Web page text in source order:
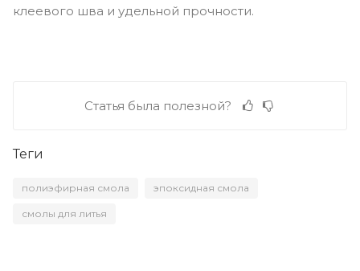
клеевого шва и удельной прочности.
Статья была полезной?
Теги
полиэфирная смола эпоксидная смола
смолы для литья